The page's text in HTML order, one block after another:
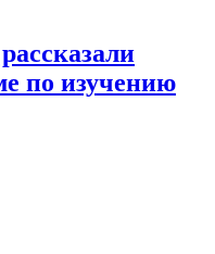
по изучению